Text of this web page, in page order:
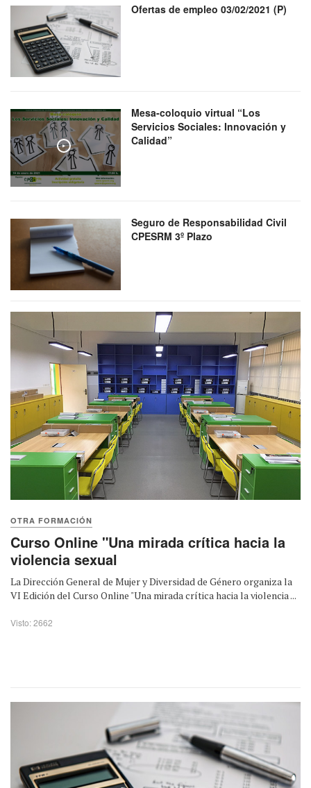
Ofertas de empleo 03/02/2021 (P)
Play
Mesa-coloquio virtual “Los
Servicios Sociales: Innovación y
Calidad”
Seguro de Responsabilidad Civil
CPESRM 3º Plazo
OTRA FORMACIÓN
Curso Online "Una mirada crítica hacia la
violencia sexual
La Dirección General de Mujer y Diversidad de Género organiza la
VI Edición del Curso Online "Una mirada crítica hacia la violencia ...
Visto: 2662